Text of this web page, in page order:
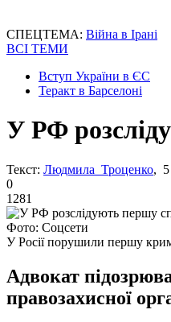
СПЕЦТЕМА: Війна в Ірані
ВСІ ТЕМИ
Вступ України в ЄС
Теракт в Барселоні
У РФ
Текст: Людмила Троценко, 5
0
1281
Фото: Соцсети
У Росії порушили першу
Адвокат
правозахисної